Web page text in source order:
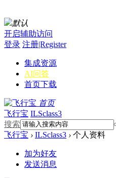
默认
开启辅助访问
登录 注册|Register
集成资源
AI问答
首页下载
首页
飞行宝 ILSclass3
搜索
飞行宝 › ILSclass3 › 个人资料
加为好友
发送消息